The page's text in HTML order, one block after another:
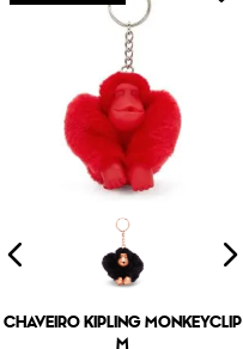
CHAVEIRO KIPLING MONKEYCLIP
M